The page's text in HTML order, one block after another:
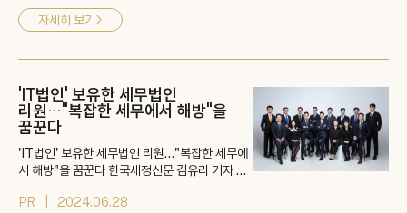
28일 명예롭게 퇴임 수평적 리더십 정평, “국세
청 잘해왔고 잘할 것”…세무법인 회장으로 후반
은 퇴직 전에 이미 상한가를 찍었다. 여러 세무법
분리 ...
자세히 보기>
'IT법인' 보유한 세무법인
리원…"복잡한 세무에서 해방"을
꿈꾼다
'IT법인' 보유한 세무법인 리원…"복잡한 세무에
서 해방"을 꿈꾼다 한국세정신문 김유리 기자 20
times.co.kr/news/article.html?no=2650
PR 2024.06.28